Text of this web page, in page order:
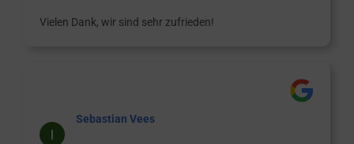
Vielen Dank, wir sind sehr zufrieden!
Sebastian Vees